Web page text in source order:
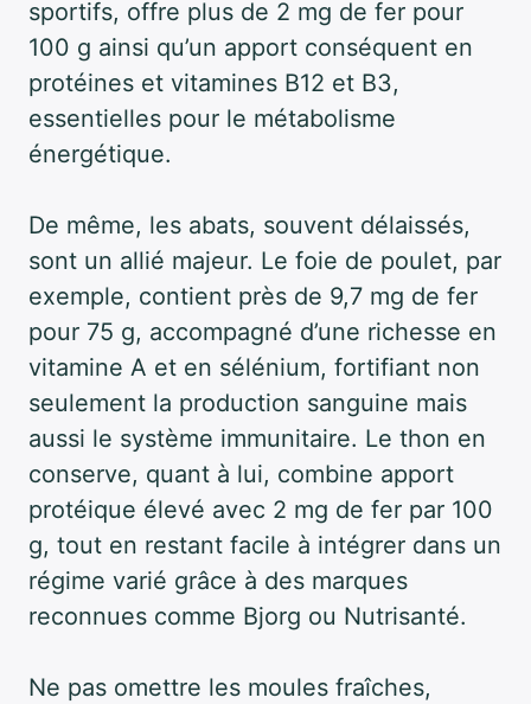
sportifs, offre plus de 2 mg de fer pour
100 g ainsi qu’un apport conséquent en
protéines et vitamines B12 et B3,
essentielles pour le métabolisme
énergétique.
De même, les abats, souvent délaissés,
sont un allié majeur. Le foie de poulet, par
exemple, contient près de 9,7 mg de fer
pour 75 g, accompagné d’une richesse en
vitamine A et en sélénium, fortifiant non
seulement la production sanguine mais
aussi le système immunitaire. Le thon en
conserve, quant à lui, combine apport
protéique élevé avec 2 mg de fer par 100
g, tout en restant facile à intégrer dans un
régime varié grâce à des marques
reconnues comme Bjorg ou Nutrisanté.
Ne pas omettre les moules fraîches,